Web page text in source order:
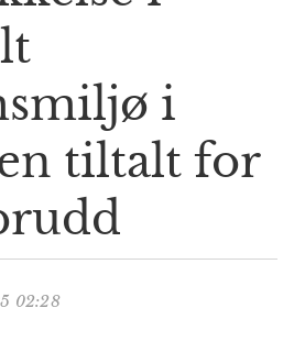
i
o
i
tiltalt for
02:28